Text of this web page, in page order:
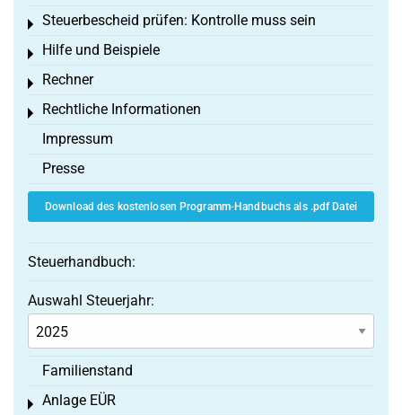
Steuerbescheid prüfen: Kontrolle muss sein
Toggle menu
Hilfe und Beispiele
Toggle menu
Rechner
Toggle menu
Rechtliche Informationen
Toggle menu
Impressum
Presse
Download des kostenlosen Programm-Handbuchs als .pdf Datei
Steuerhandbuch:
Auswahl Steuerjahr:
Familienstand
Anlage EÜR
Toggle menu